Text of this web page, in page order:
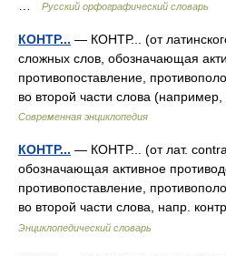
Русский орфографический словарь
КОНТР... — КОНТР... (от
сложных слов, обозначающая
противопоставление,
во второй части слова
Современная энциклопедия
КОНТР... — КОНТР... (от лат.
обозначающая активное
противопоставление,
во второй части слова, напр.
Энциклопедический словарь